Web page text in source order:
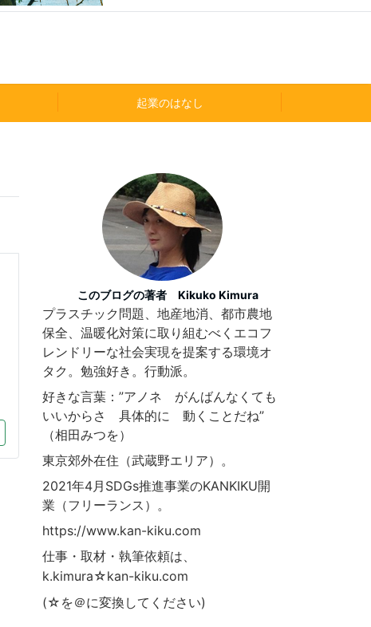
起業のはなし
このブログの著者 Kikuko Kimura
プラスチック問題、地産地消、都市農地
保全、温暖化対策に取り組むべくエコフ
レンドリーな社会実現を提案する環境オ
タク。勉強好き。行動派。
好きな言葉：”アノネ がんばんなくても
いいからさ 具体的に 動くことだね”
（相田みつを）
東京郊外在住（武蔵野エリア）。
2021年4月SDGs推進事業のKANKIKU開
業（フリーランス）。
https://www.kan-kiku.com
仕事・取材・執筆依頼は、
k.kimura☆kan-kiku.com
(☆を＠に変換してください)